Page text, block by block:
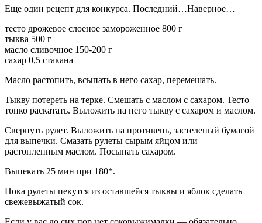
Еще один рецепт для конкурса. Последний…Наверное…
тесто дрожевое слоеное замороженное 800 г
тыква 500 г
масло сливочное 150-200 г
сахар 0,5 стакана
Масло растопить, всыпать в него сахар, перемешать.
Тыкву потереть на терке. Смешать с маслом с сахаром. Тесто
тонко раскатать. Выложить на него тыкву с сахаром и маслом.
Свернуть рулет. Выложить на противень, застеленый бумагой
для выпечки. Смазать рулеты сырым яйцом или
растопленным маслом. Посыпать сахаром.
Выпекать 25 мин при 180*.
Пока рулеты пекутся из оставшейся тыквы и яблок сделать
свежевыжатый сок.